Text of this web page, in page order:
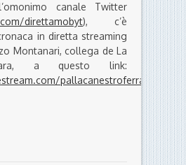
canale Twitter
direttamobyt), c’è
in diretta streaming
Montanari, collega de La
a questo link:
pallacanestroferrara2011